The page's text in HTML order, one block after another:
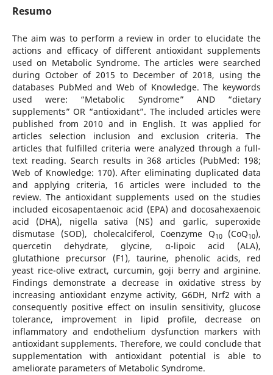
Resumo
The aim was to perform a review in order to elucidate the
actions and efficacy of different antioxidant supplements
used on Metabolic Syndrome. The articles were searched
during October of 2015 to December of 2018, using the
databases PubMed and Web of Knowledge. The keywords
used were: “Metabolic Syndrome” AND “dietary
supplements” OR “antioxidant”. The included articles were
published from 2010 and in English. It was applied for
articles selection inclusion and exclusion criteria. The
articles that fulfilled criteria were analyzed through a full-
text reading. Search results in 368 articles (PubMed: 198;
Web of Knowledge: 170). After eliminating duplicated data
and applying criteria, 16 articles were included to the
review. The antioxidant supplements used on the studies
included eicosapentaenoic acid (EPA) and docosahexaenoic
acid (DHA), nigella sativa (NS) and garlic, superoxide
dismutase (SOD), cholecalciferol, Coenzyme Q10 (CoQ10),
quercetin dehydrate, glycine, α-lipoic acid (ALA),
glutathione precursor (F1), taurine, phenolic acids, red
yeast rice-olive extract, curcumin, goji berry and arginine.
Findings demonstrate a decrease in oxidative stress by
increasing antioxidant enzyme activity, G6DH, Nrf2 with a
consequently positive effect on insulin sensitivity, glucose
tolerance, improvement in lipid profile, decrease on
inflammatory and endothelium dysfunction markers with
antioxidant supplements. Therefore, we could conclude that
supplementation with antioxidant potential is able to
ameliorate parameters of Metabolic Syndrome.